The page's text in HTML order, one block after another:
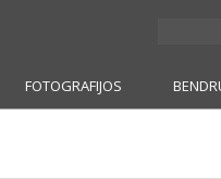
FOTOGRAFIJOS